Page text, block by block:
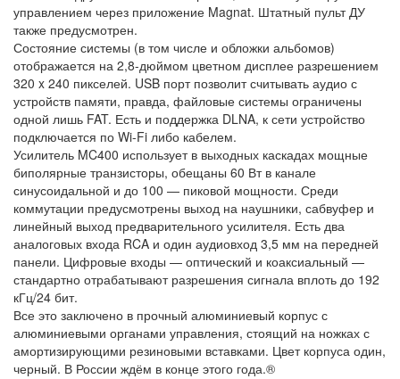
управлением через приложение Magnat. Штатный пульт ДУ
также предусмотрен.
Состояние системы (в том числе и обложки альбомов)
отображается на 2,8-дюймом цветном дисплее разрешением
320 x 240 пикселей. USB порт позволит считывать аудио с
устройств памяти, правда, файловые системы ограничены
одной лишь FAT. Есть и поддержка DLNA, к сети устройство
подключается по Wi-Fi либо кабелем.
Усилитель MC400 использует в выходных каскадах мощные
биполярные транзисторы, обещаны 60 Вт в канале
синусоидальной и до 100 — пиковой мощности. Среди
коммутации предусмотрены выход на наушники, сабвуфер и
линейный выход предварительного усилителя. Есть два
аналоговых входа RCA и один аудиовход 3,5 мм на передней
панели. Цифровые входы — оптический и коаксиальный —
стандартно отрабатывают разрешения сигнала вплоть до 192
кГц/24 бит.
Все это заключено в прочный алюминиевый корпус с
алюминиевыми органами управления, стоящий на ножках с
амортизирующими резиновыми вставками. Цвет корпуса один,
черный. В России ждём в конце этого года.®️